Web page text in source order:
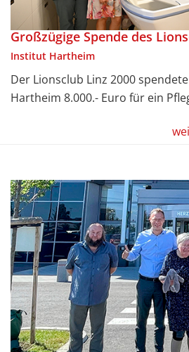
Großzügige Spende des
Institut Hartheim
Der Lionsclub Linz 2000
Hartheim 8.000.- Euro für ein